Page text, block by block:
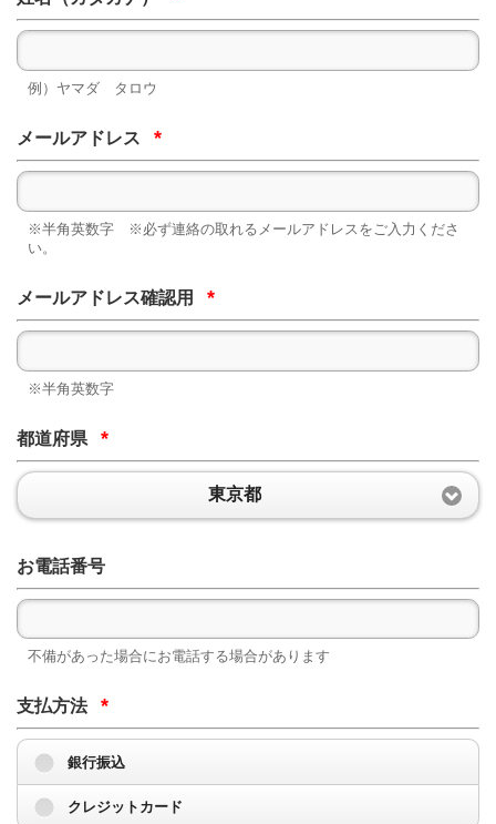
例）ヤマダ タロウ
メールアドレス *
※半角英数字 ※必ず連絡の取れるメールアドレスをご入力くださ
い。
メールアドレス確認用 *
※半角英数字
都道府県 *
東京都
お電話番号
不備があった場合にお電話する場合があります
支払方法 *
銀行振込
クレジットカード